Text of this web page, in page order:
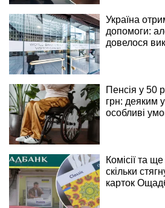
Україна
допомоги:
довелося
Пенсія у 50
грн: деяким
особливі
Комісії та
скільки
карток